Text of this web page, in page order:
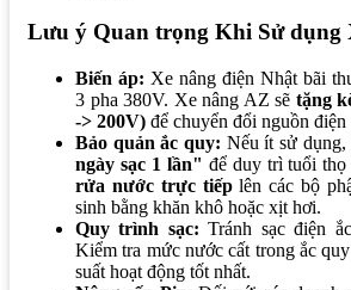
Lưu ý Quan trọng Khi Sử dụng
Biến áp: Xe nâng điện Nhật bãi
3 pha 380V. Xe nâng AZ sẽ tặng
-> 200V) để chuyển đổi nguồn
Bảo quản ắc quy: Nếu ít sử dụng,
ngày sạc 1 lần" để duy trì tuổi
rửa nước trực tiếplên các bộ
sinh bằng khăn khô hoặc xịt hơi.
Quy trình sạc: Tránh sạc điện
Kiểm tra mức nước cất trong ắc
suất hoạt động tốt nhất.